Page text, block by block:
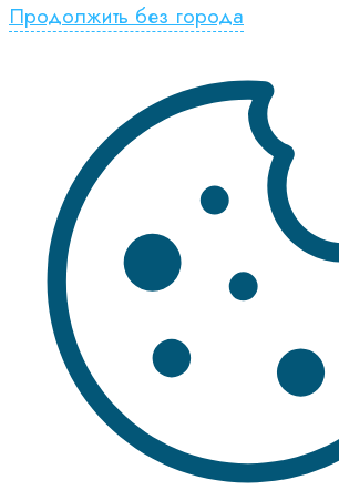
Продолжить без города